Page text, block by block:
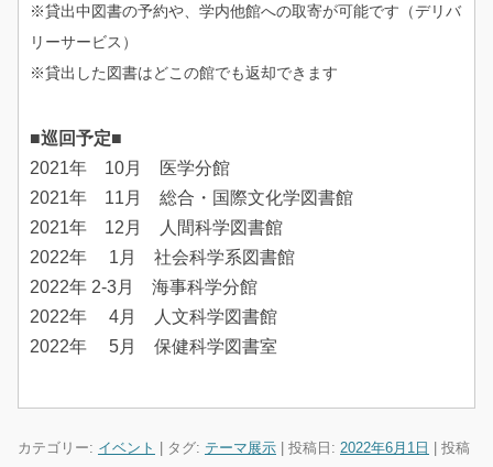
※貸出中図書の予約や、学内他館への取寄が可能です（デリバ
リーサービス）
※貸出した図書はどこの館でも返却できます
■巡回予定■
2021年 10月 医学分館
2021年 11月 総合・国際文化学図書館
2021年 12月 人間科学図書館
2022年 1月 社会科学系図書館
2022年 2-3月 海事科学分館
2022年 4月 人文科学図書館
2022年 5月 保健科学図書室
カテゴリー: イベント | タグ: テーマ展示 | 投稿日: 2022年6月1日 | 投稿